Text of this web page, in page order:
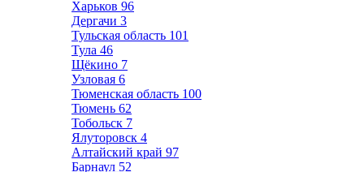
Харьков 96
Дергачи 3
Тульская область 101
Тула 46
Щёкино 7
Узловая 6
Тюменская область 100
Тюмень 62
Тобольск 7
Ялуторовск 4
Алтайский край 97
Барнаул 52